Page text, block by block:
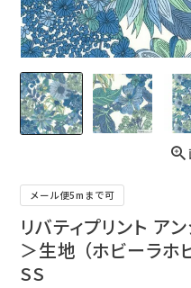
メール便5mまで可
リバティプリント ア
＞生地 （ホビーラホ
SS